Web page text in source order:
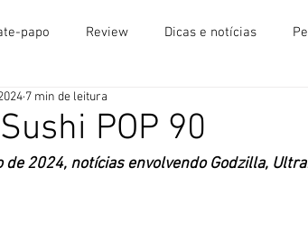
papo Review Dicas e notícias
POP 90
7 min de leitura
de 2024, notícias envolvendo Godzilla,